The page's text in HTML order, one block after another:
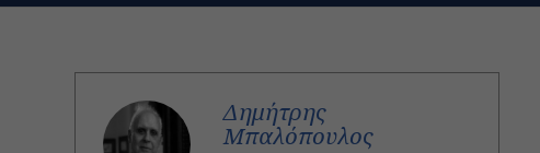
Δημήτρης
Μπαλόπουλος